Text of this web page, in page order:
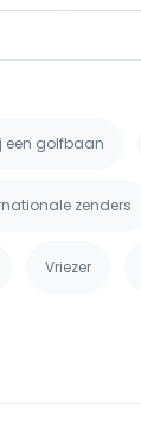
een golfbaan
zenders
Vriezer